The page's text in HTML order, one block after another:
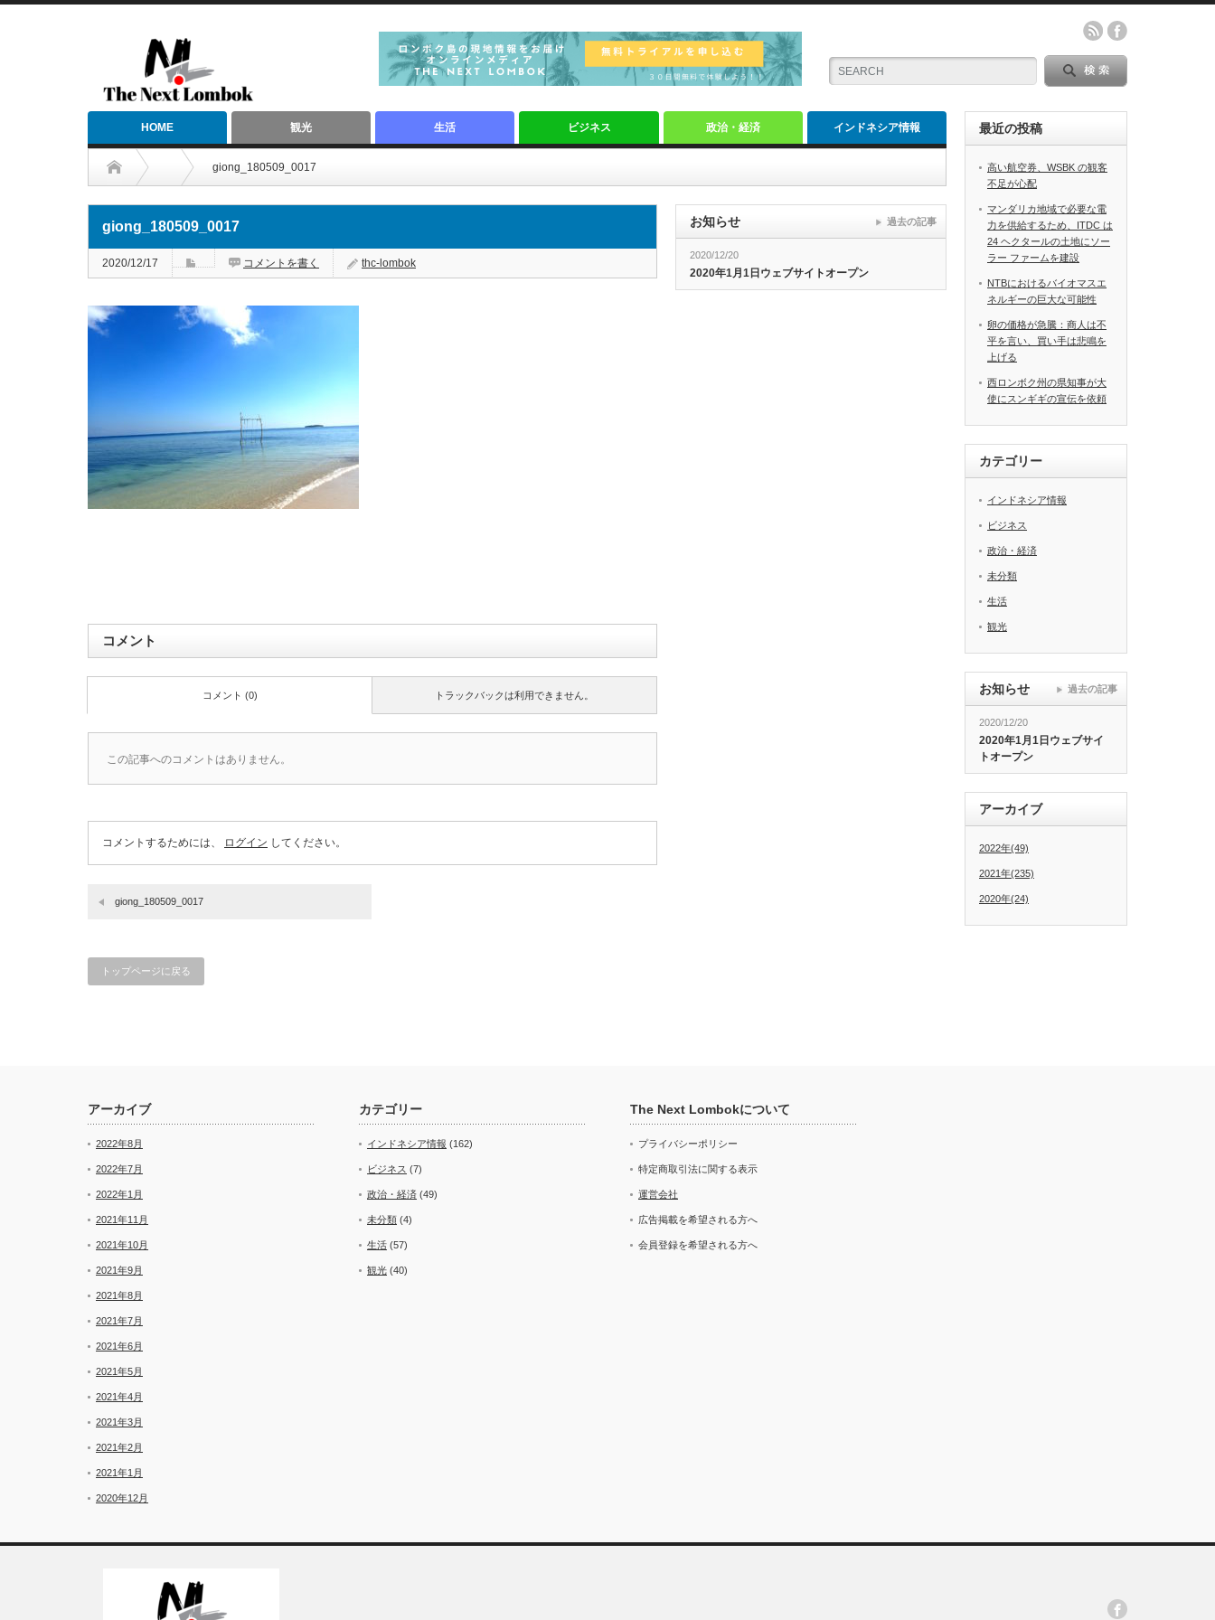
HOME 観光 生活 ビジネス 政治・経済 インドネシア情報
giong_180509_0017
giong_180509_0017
2020/12/17 コメントを書く thc-lombok
コメント
トラックバックは利用できません。
コメント (0)
この記事へのコメントはありません。
コメントするためには、 ログイン してください。
giong_180509_0017
トップページに戻る
お知らせ
2020/12/20
2020年1月1日ウェブサイトオープン
過去の記事
最近の投稿
高い航空券、WSBK の観客
不足が心配
マンダリカ地域で必要な電
力を供給するため、ITDC は
24 ヘクタールの土地にソー
ラー ファームを建設
NTBにおけるバイオマスエ
ネルギーの巨大な可能性
卵の価格が急騰：商人は不
平を言い、買い手は悲鳴を
上げる
西ロンボク州の県知事が大
使にスンギギの宣伝を依頼
カテゴリー
インドネシア情報
ビジネス
政治・経済
未分類
生活
観光
お知らせ
2020/12/20
2020年1月1日ウェブサイ
トオープン
過去の記事
アーカイブ
2022年(49)
2021年(235)
2020年(24)
アーカイブ
2022年8月
2022年7月
2022年1月
2021年11月
2021年10月
2021年9月
2021年8月
2021年7月
2021年6月
2021年5月
2021年4月
2021年3月
2021年2月
2021年1月
2020年12月
カテゴリー
インドネシア情報 (162)
ビジネス (7)
政治・経済 (49)
未分類 (4)
生活 (57)
観光 (40)
The Next Lombokについて
プライバシーポリシー
特定商取引法に関する表示
運営会社
広告掲載を希望される方へ
会員登録を希望される方へ